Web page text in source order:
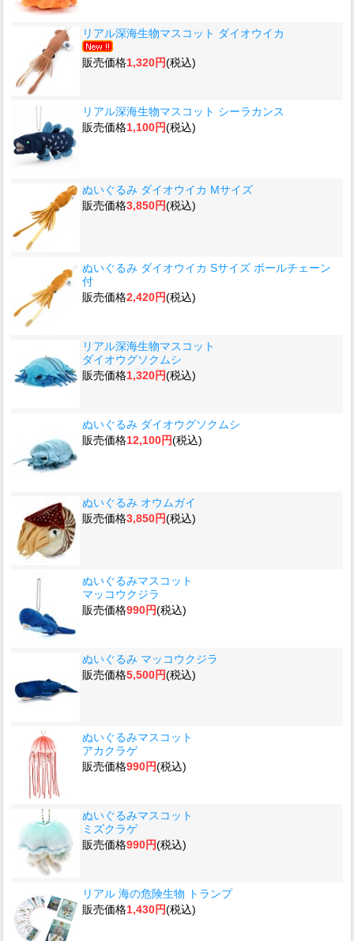
リアル深海生物マスコット ダイオウイカ
販売価格1,320円(税込)
リアル深海生物マスコット シーラカンス
販売価格1,100円(税込)
ぬいぐるみ ダイオウイカ Mサイズ
販売価格3,850円(税込)
ぬいぐるみ ダイオウイカ Sサイズ ボールチェーン
付
販売価格2,420円(税込)
リアル深海生物マスコット
ダイオウグソクムシ
販売価格1,320円(税込)
ぬいぐるみ ダイオウグソクムシ
販売価格12,100円(税込)
ぬいぐるみ オウムガイ
販売価格3,850円(税込)
ぬいぐるみマスコット
マッコウクジラ
販売価格990円(税込)
ぬいぐるみ マッコウクジラ
販売価格5,500円(税込)
ぬいぐるみマスコット
アカクラゲ
販売価格990円(税込)
ぬいぐるみマスコット
ミズクラゲ
販売価格990円(税込)
リアル 海の危険生物 トランプ
販売価格1,430円(税込)